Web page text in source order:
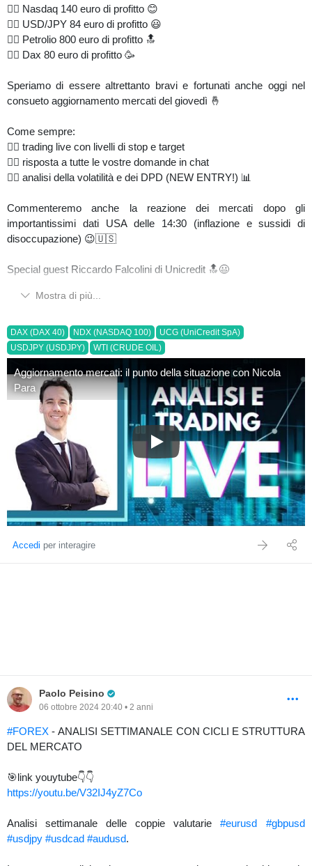
👉🏼 Nasdaq 140 euro di profitto 😊
👉🏼 USD/JPY 84 euro di profitto 😃
👉🏼 Petrolio 800 euro di profitto 🔝
👉🏼 Dax 80 euro di profitto 🥳
Speriamo di essere altrettanto bravi e fortunati anche oggi nel
consueto aggiornamento mercati del giovedì 🤞
Come sempre:
👉🏼 trading live con livelli di stop e target
👉🏼 risposta a tutte le vostre domande in chat
👉🏼 analisi della volatilità e dei DPD (NEW ENTRY!) 📊
Commenteremo anche la reazione dei mercati dopo gli
importantissimi dati USA delle 14:30 (inflazione e sussidi di
disoccupazione) 😉🇺🇸
Special guest Riccardo Falcolini di Unicredit 🔝😃
Diretta GRATUITA qui:
Mostra di più...
DAX (DAX 40) NDX (NASDAQ 100)
UCG (UniCredit SpA)
USDJPY (USDJPY)
WTI (CRUDE OIL)
Aggiornamento mercati: il punto della situazione con Nicola
Para
Aggiornamento mercati: il
Accedi per interagire
Paolo Peisino
06 ottobre 2024 20:40 • 2 anni
#FOREX - ANALISI SETTIMANALE CON CICLI E STRUTTURA
DEL MERCATO
🎯link youytube👇👇
https://youtu.be/V32IJ4yZ7Co
Analisi settimanale delle coppie valutarie #eurusd
#gbpusd
#usdjpy #usdcad #audusd.